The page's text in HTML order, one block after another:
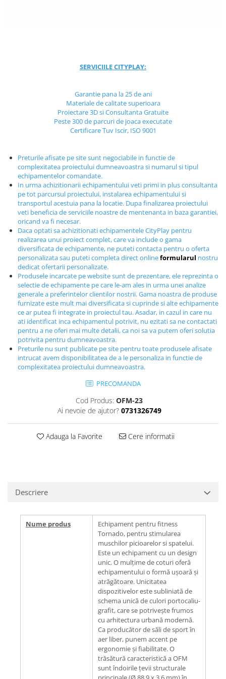
Echipamente persoane cu
Animale din cauciuc
SPORT SI FITNESS
Fotbal si Handbal
Tenis si Volei
Ciclism
Street Workout
Terenuri Multisport
Trasee Ninja
Echipamente fitness
Mese de jocuri
MOBILIER URBAN
Garduri/Imprejmuiri
Cosuri de gunoi
Panouri pentru informare/Marcaje
Foisoare si pergole
Rastel Biciclete
Banci
SERVICIILE CITYPLAY:
Garantie pana la 25 de ani
Materiale de calitate superioara
Proiectare 3D si Consultanta Gratuite
Peste 300 de parcuri de joaca executate
Certificare Tuv Iscir, ISO 9001
Preturile afisate pe site sunt negociabile in functie de
complexitatea proiectului dumneavoastra si numarul si tipul
echipamentelor comandate.
In urma achizitionarii echipamentului veti primi in plus consultanta
pe tot parcursul proiectului, instalarea echipamentului si
transportul acestuia pana la locatie. Dupa finalizarea proiectului
veti beneficia de serviciile noastre de mentenanta in baza garantiei,
oricand va fi necesar.
Daca optati sa achizitionati echipamentele CityPlay pentru
realizarea unui proiect complet, care va include o gama
diversificata de echipamente, ne puteti contacta pentru o oferta
personalizata sau puteti completa direct onlineformularul nostru
dedicat ofertarii personalizate.
Produsele incarcate pe website sunt de prezentare, ele reprezinta o
selectie de echipamente pe care le-am ales in urma unei analize
generale a preferintelor clientilor nostrii. Gama noastra de produse
furnizate este mult mai diversificata si cuprinde si alte echipamente
ce ar putea fi integrate in proiectul tau. Asadar, in cazul in care nu
ati identificat inca echipamentul potrivit, nu ezitati sa ne contactati
pentru a ne oferi mai multe detalii, ca noi sa va putem oferi solutia
potrivita pentru dumneavoastra.
Preturile nu sunt publicate pe site pentru toate produsele afisate
intrucat avem disponibilitatea de a le personaliza in functie de
complexitatea proiectului dumneavoastra.
PRECOMANDA
Cod Produs: OFM-23
Ai nevoie de ajutor? 0731326749
Adauga la Favorite Cere informatii
Descriere
Nume produs
Echipament pentru fitness
Tornado, pentru stimularea
muschilor picioarelor si spatelui.
Este un echipament cu un design
unic. O mulțime de coturi oferă
echipamentului o formă ușoară și
atrăgătoare. Unicitatea
dispozitivelor este subliniată de
schema unică de culori portocaliu-
grafit, care se potrivește frumos
cu arhitectura urbană modernă.
Ca producător de săli de sport în
aer liber, punem accent pe
ergonomie și fiabilitate. O
trăsătură caracteristică a OFM
sunt îndoirile țevii structurale